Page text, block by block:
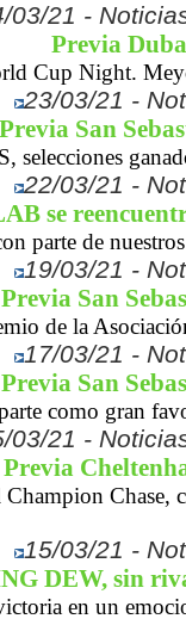
03/21 -
Previa
Cup Night.
23/03/21 -
Previa San
22/03/21 -
se
parte de
19/03/21 -
Previa San
de la
17/03/21 -
Previa San
como gran
03/21 -
Previa
Chase,
15/03/21 -
DEW, sin
en un